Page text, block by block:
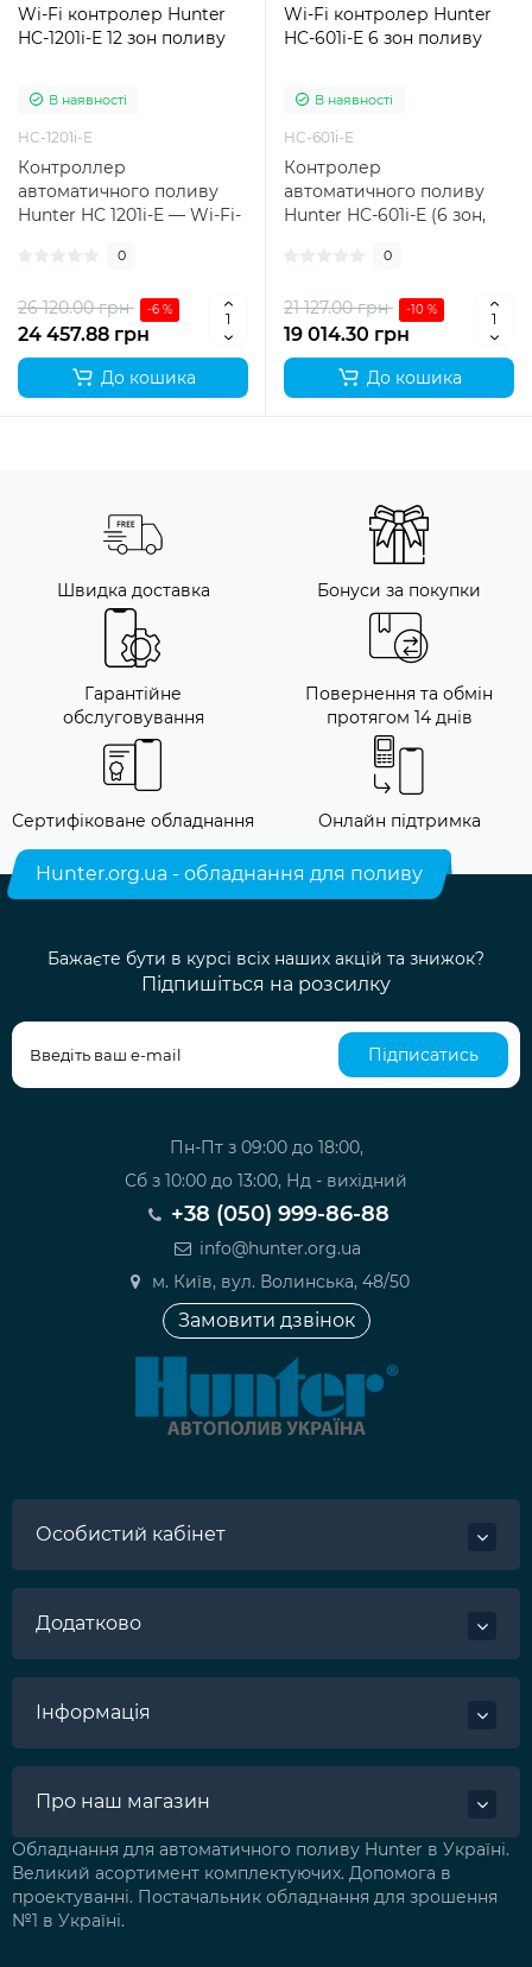
Wi-Fi контролер Hunter
HC-1201i-E 12 зон поливу
В наявності
HC-1201i-E
Контроллер
автоматичного поливу
Hunter HC 1201i-E — Wi-Fi-
12 зон Контролл..
0
26 120.00 грн -6 %
24 457.88 грн
До кошика
Wi-Fi контролер Hunter
HC-601i-E 6 зон поливу
В наявності
HC-601i-E
Контролер
автоматичного поливу
Hunter HC-601i-E (6 зон,
Контролер Hunter HC-601..
0
21 127.00 грн -10 %
19 014.30 грн
До кошика
Швидка доставка Бонуси за покупки
Гарантійне
обслуговування
Повернення та обмін
протягом 14 днів
Сертифіковане обладнання Онлайн підтримка
Hunter.org.ua - обладнання для поливу
Бажаєте бути в курсі всіх наших акцій та знижок?
Підпишіться на розсилку
Підписатись
Пн-Пт з 09:00 до 18:00,
Сб з 10:00 до 13:00, Нд - вихідний
+38 (050) 999-86-88
info@hunter.org.ua
м. Київ, вул. Волинська, 48/50
Замовити дзвінок
Особистий кабінет
Додатково
Інформація
Про наш магазин
Обладнання для автоматичного поливу Hunter в Україні.
Великий асортимент комплектуючих. Допомога в
проектуванні. Постачальник обладнання для зрошення
№1 в Україні.